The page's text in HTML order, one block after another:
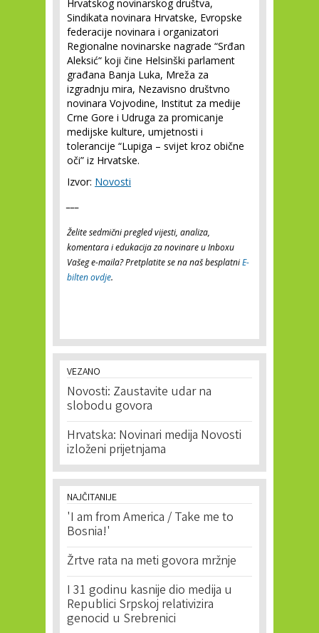
Hrvatskog novinarskog društva,
Sindikata novinara Hrvatske, Evropske
federacije novinara i organizatori
Regionalne novinarske nagrade “Srđan
Aleksić“ koji čine Helsinški parlament
građana Banja Luka, Mreža za
izgradnju mira, Nezavisno društvno
novinara Vojvodine, Institut za medije
Crne Gore i Udruga za promicanje
medijske kulture, umjetnosti i
tolerancije “Lupiga – svijet kroz obične
oči” iz Hrvatske.
Izvor: Novosti
Želite sedmični pregled vijesti, analiza,
komentara i edukacija za novinare u Inboxu
Vašeg e-maila? Pretplatite se na naš besplatniE-
bilten ovdje.
VEZANO
Novosti: Zaustavite udar na
slobodu govora
Hrvatska: Novinari medija Novosti
izloženi prijetnjama
NAJČITANIJE
'I am from America / Take me to
Bosnia!'
Žrtve rata na meti govora mržnje
I 31 godinu kasnije dio medija u
Republici Srpskoj relativizira
genocid u Srebrenici